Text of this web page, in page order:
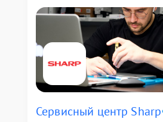
Сервисный центр Sharp